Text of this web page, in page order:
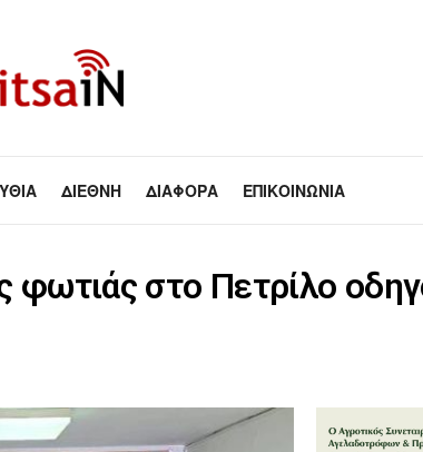
ΔΙΕΘΝΉ ΔΙΆΦΟΡΑ ΕΠΙΚΟΙΝΩΝΊΑ
στο Πετρίλο